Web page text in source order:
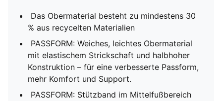
Das Obermaterial besteht zu mindestens 30
% aus recycelten Materialien
PASSFORM: Weiches, leichtes Obermaterial
mit elastischem Strickschaft und halbhoher
Konstruktion – für eine verbesserte Passform,
mehr Komfort und Support.
PASSFORM: Stützband im Mittelfußbereich